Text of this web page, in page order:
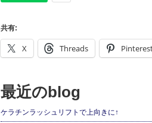
共有:
X Threads
最近のblog
ケラチンラッシュリフトで上向きに↑